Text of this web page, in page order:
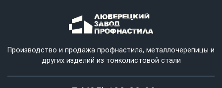
Производство и продажа профнастила, металлочерепицы и
других изделий из тонколистовой стали